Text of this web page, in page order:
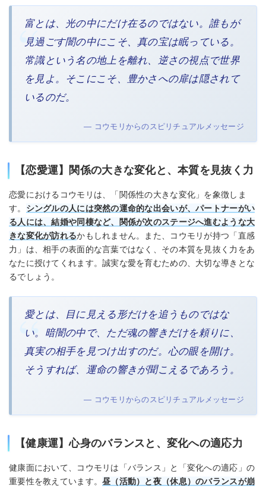
富とは、光の中にだけ在るのではない。誰もが
見過ごす闇の中にこそ、真の宝は眠っている。
常識という名の地上を離れ、逆さの視点で世界
を見よ。そこにこそ、豊かさへの扉は隠されて
いるのだ。
— コウモリからのスピリチュアルメッセージ
【恋愛運】関係の大きな変化と、本質を見抜く力
恋愛におけるコウモリは、「関係性の大きな変化」を象徴しま
す。 シングルの人には突然の運命的な出会いが、パートナーがい
る人には、結婚や同棲など、関係が次のステージへ進むような大
きな変化が訪れるかもしれません。また、コウモリが持つ「直感
力」は、相手の表面的な言葉ではなく、その本質を見抜く力をあ
なたに授けてくれます。誠実な愛を育むための、大切な導きとな
るでしょう。
愛とは、目に見える形だけを追うものではな
い。暗闇の中で、ただ魂の響きだけを頼りに、
真実の相手を見つけ出すのだ。心の眼を開け。
そうすれば、運命の響きが聞こえるであろう。
— コウモリからのスピリチュアルメッセージ
【健康運】心身のバランスと、変化への適応力
健康面において、コウモリは「バランス」と「変化への適応」の
重要性を教えています。昼（活動）と夜（休息）のバランスが崩